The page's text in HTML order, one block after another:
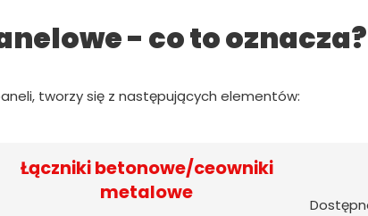
- co to oznacza?
tworzy się z następujących elementów:
Łączniki betonowe/ceowniki
metalowe